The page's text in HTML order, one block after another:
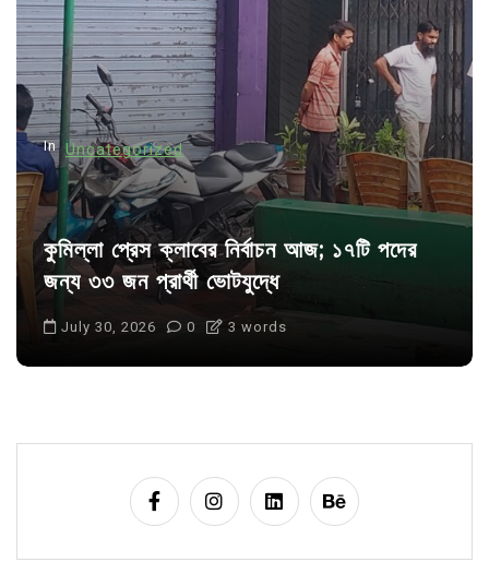
t
i
o
n
In Uncategorized
কুমিল্লা প্রেস ক্লাবের নির্বাচন আজ; ১৭টি পদের
জন্য ৩৩ জন প্রার্থী ভোটযুদ্ধে
July 30, 2026 0 3 words